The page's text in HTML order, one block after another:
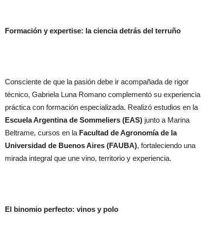
Formación y expertise: la ciencia detrás del terruño
Consciente de que la pasión debe ir acompañada de rigor
técnico, Gabriela Luna Romano complementó su experiencia
práctica con formación especializada. Realizó estudios en la
Escuela Argentina de Sommeliers (EAS) junto a Marina
Beltrame, cursos en la Facultad de Agronomía de la
Universidad de Buenos Aires (FAUBA), fortaleciendo una
mirada integral que une vino, territorio y experiencia.
El binomio perfecto: vinos y polo